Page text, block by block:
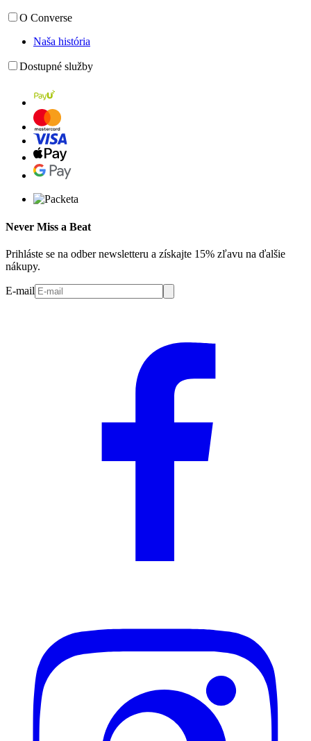
O Converse
Naša história
Dostupné služby
Never Miss a Beat
Prihláste se na odber newsletteru a získajte 15% zľavu na ďalšie
nákupy.
E-mail